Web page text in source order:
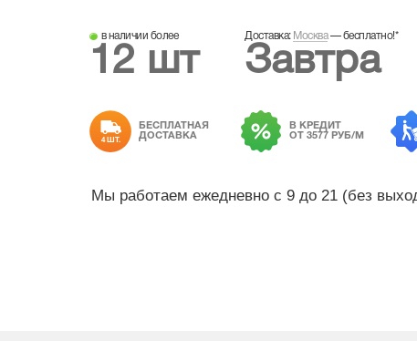
в наличии более
12 шт
Доставка: Москва—бесплатно!*
Завтра
4 ШТ.
БЕСПЛАТНАЯ
ДОСТАВКА
В КРЕДИТ
ОТ 3577 РУБ/М
Мы работаем ежедневно с 9 до 21 (без